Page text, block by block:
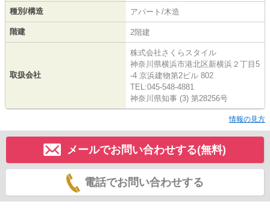
種別/構造 アパート/木造
階建 2階建
取扱会社
株式会社さくらスタイル
神奈川県横浜市港北区新横浜２丁目5
-4 京浜建物第2ビル 802
TEL:045-548-4881
神奈川県知事 (3) 第28256号
情報の見方
メールでお問い合わせする(無料)
電話でお問い合わせする